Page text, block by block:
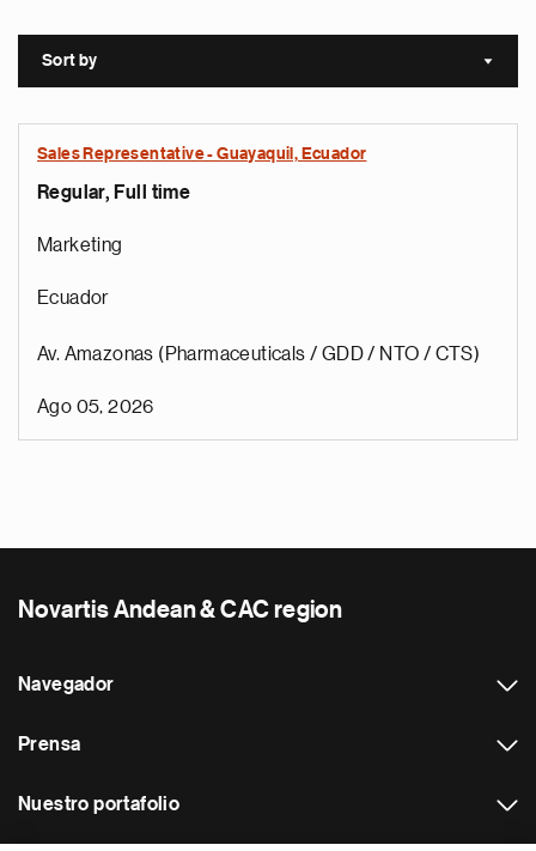
Sort by Sort
Sales Representative - Guayaquil, Ecuador
Regular, Full time
Marketing
Ecuador
Av. Amazonas (Pharmaceuticals / GDD / NTO / CTS)
Ago 05, 2026
Novartis Andean & CAC region
Navegador
Prensa
Nuestro portafolio